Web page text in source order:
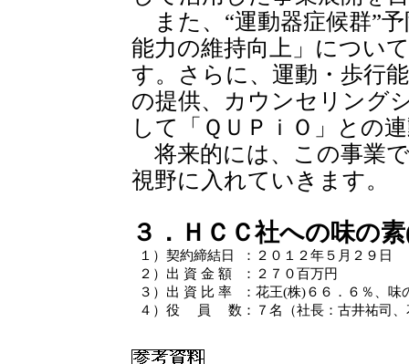
また、“運動器症候群”
能力の維持向上」につい
す。さらに、運動・歩行
の提供、カウンセリング
して「ＱＵＰｉＯ」との
将来的には、この事業
視野に入れていきます。
３．ＨＣＣ社への味の
１） 契約締結日 ：
２０１２年５月２９日
２） 出 資 金 額 ：
２７０百万円
３） 出 資 比 率 ： 花王(株)６６．６％、味
４） 役 員 数 ： ７名（社長：古井祐司